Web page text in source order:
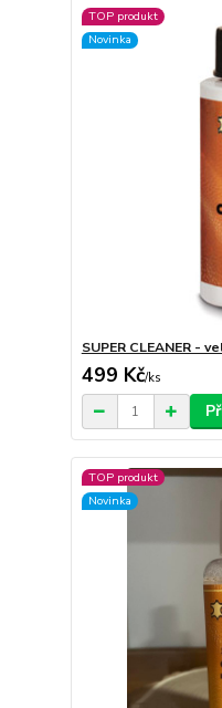
TOP produkt
Novinka
SUPER CLEANER -
499 Kč/ks
TOP produkt
Novinka